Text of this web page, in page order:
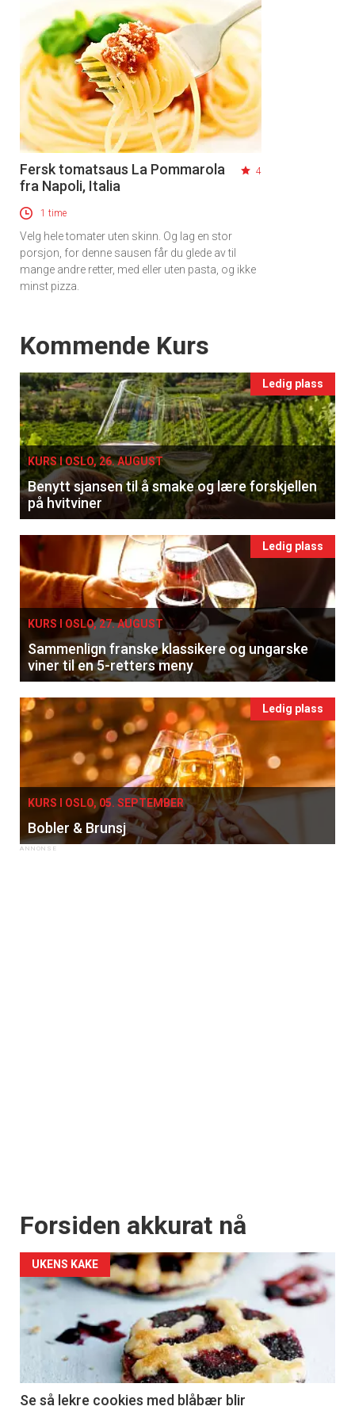
Fersk tomatsaus La Pommarola
fra Napoli, Italia
4
1 time
Velg hele tomater uten skinn. Og lag en stor
porsjon, for denne sausen får du glede av til
mange andre retter, med eller uten pasta, og ikke
minst pizza.
Events
Kommende Kurs
Ledig plass
KURS I OSLO, 26. AUGUST
Benytt sjansen til å smake og lære forskjellen
på hvitviner
Ledig plass
KURS I OSLO, 27. AUGUST
Sammenlign franske klassikere og ungarske
viner til en 5-retters meny
Ledig plass
KURS I OSLO, 05. SEPTEMBER
Bobler & Brunsj
Forsiden akkurat nå
UKENS KAKE
Se så lekre cookies med blåbær blir